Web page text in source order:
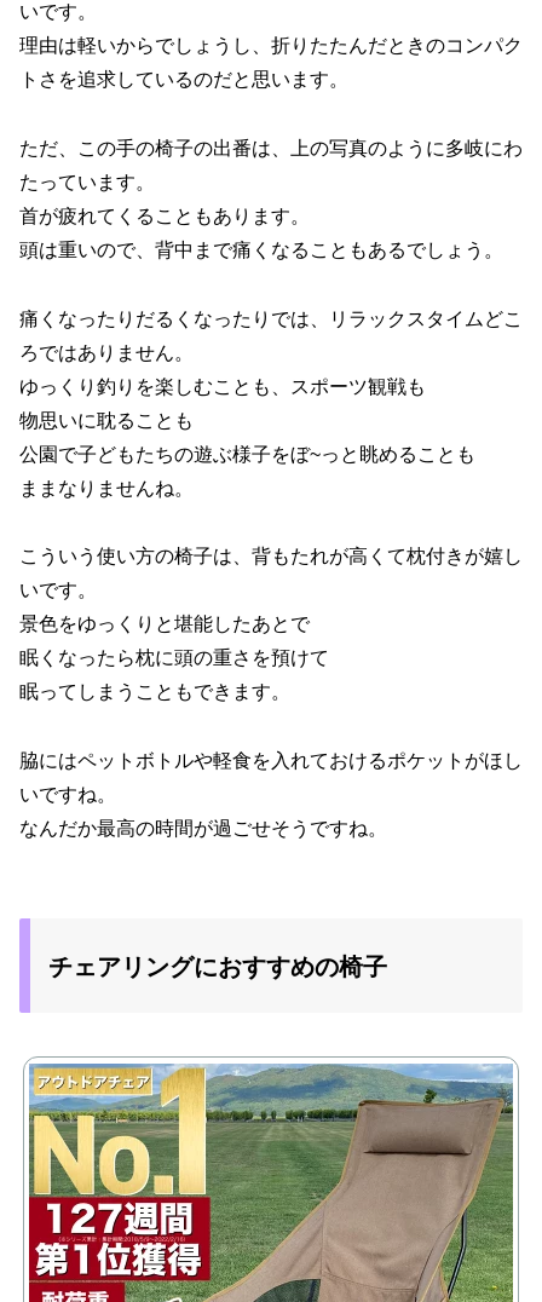
いです。
理由は軽いからでしょうし、折りたたんだときのコンパク
トさを追求しているのだと思います。
ただ、この手の椅子の出番は、上の写真のように多岐にわ
たっています。
首が疲れてくることもあります。
頭は重いので、背中まで痛くなることもあるでしょう。
痛くなったりだるくなったりでは、リラックスタイムどこ
ろではありません。
ゆっくり釣りを楽しむことも、スポーツ観戦も
物思いに耽ることも
公園で子どもたちの遊ぶ様子をぼ~っと眺めることも
ままなりませんね。
こういう使い方の椅子は、背もたれが高くて枕付きが嬉し
いです。
景色をゆっくりと堪能したあとで
眠くなったら枕に頭の重さを預けて
眠ってしまうこともできます。
脇にはペットボトルや軽食を入れておけるポケットがほし
いですね。
なんだか最高の時間が過ごせそうですね。
チェアリングにおすすめの椅子